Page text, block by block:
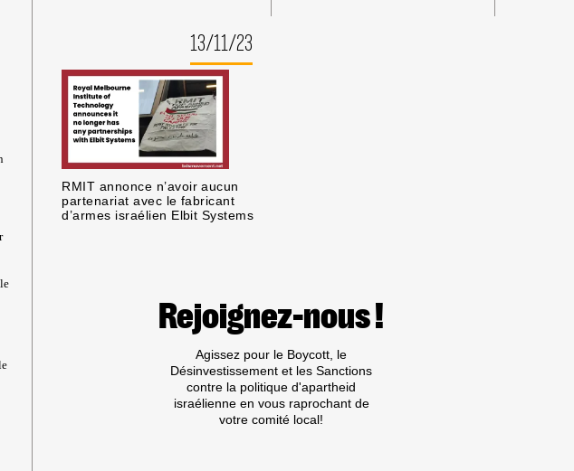
13/11/23
RMIT annonce n’avoir aucun
partenariat avec le fabricant
d’armes israélien Elbit Systems
Rejoignez-nous !
Agissez pour le Boycott, le
Désinvestissement et les Sanctions
contre la politique d'apartheid
israélienne en vous raprochant de
votre comité local!